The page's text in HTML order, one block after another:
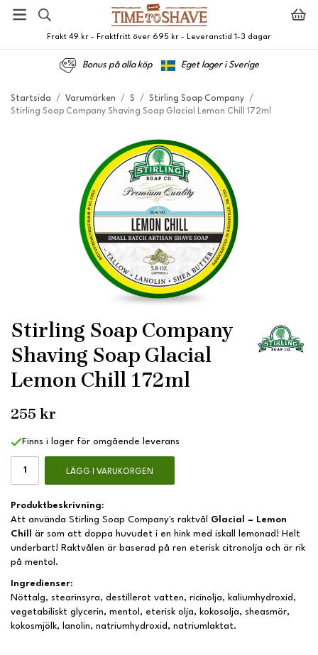
Frakt 49 kr - Fraktfritt över 695 kr - Leveranstid 1-3 dagar
Bonus på alla köp Eget lager i Sverige
Startsida / Varumärken / S / Stirling Soap Company
/
Stirling Soap Company Shaving Soap Glacial Lemon Chill 172ml
Stirling Soap Company
Shaving Soap Glacial
Lemon Chill 172ml
255 kr
Finns i lager för omgående leverans
LÄGG I VARUKORGEN
Produktbeskrivning:
Att använda Stirling Soap Company's raktvål Glacial – Lemon
Chill är som att doppa huvudet i en hink med iskall lemonad! Helt
underbart! Raktvålen är baserad på ren eterisk citronolja och är rik
på mentol.
Ingredienser:
Nöttalg, stearinsyra, destillerat vatten, ricinolja, kaliumhydroxid,
vegetabiliskt glycerin, mentol, eterisk olja, kokosolja, sheasmör,
kokosmjölk, lanolin, natriumhydroxid, natriumlaktat.